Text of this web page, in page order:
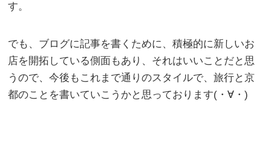
す。
でも、ブログに記事を書くために、積極的に新しいお
店を開拓している側面もあり、それはいいことだと思
うので、今後もこれまで通りのスタイルで、旅行と京
都のことを書いていこうかと思っております(・∀・)